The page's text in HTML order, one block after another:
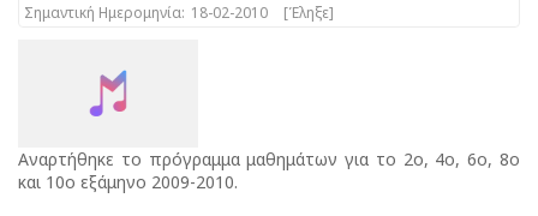
Σημαντική Ημερομηνία: 18-02-2010 [Έληξε]
Αναρτήθηκε το πρόγραμμα μαθημάτων για το 2ο, 4ο, 6ο, 8ο
και 10ο εξάμηνο 2009-2010.